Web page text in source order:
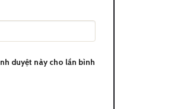
tiếng và
duyệt này cho lần bình